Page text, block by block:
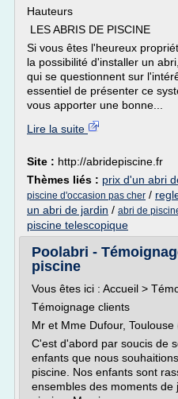
Hauteurs
LES ABRIS DE PISCINE
Si vous êtes l'heureux
la possibilité d'installer un
qui se questionnent sur
essentiel de présenter ce
vous apporter une bonne...
Lire la suite
Site : http://abridepiscine.fr
Thèmes liés : prix d'un abri
piscine d'occasion pas cher /
un abri de jardin / abri de
piscine telescopique
Poolabri -
piscine
Vous êtes ici : Accueil >
Témoignage clients
Mr et Mme Dufour, Toulouse
C'est d'abord par soucis de
enfants que nous
piscine. Nos enfants sont
ensembles des moments